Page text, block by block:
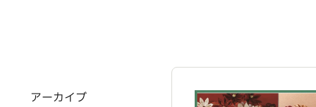
アーカイブ